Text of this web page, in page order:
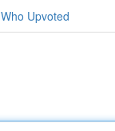
Who Upvoted